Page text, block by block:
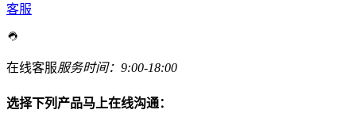
客服
在线客服服务时间：9:00-18:00
选择下列产品马上在线沟通：